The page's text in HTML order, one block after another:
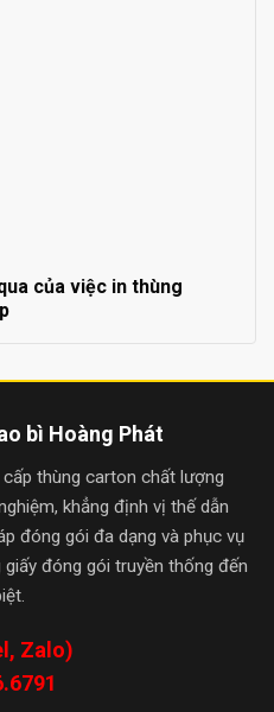
của việc in thùng
bì Hoàng Phát
thùng carton chất lượng
khẳng định vị thế dẫn
đóng gói đa dạng và phục vụ
đóng gói truyền thống đến
Zalo)